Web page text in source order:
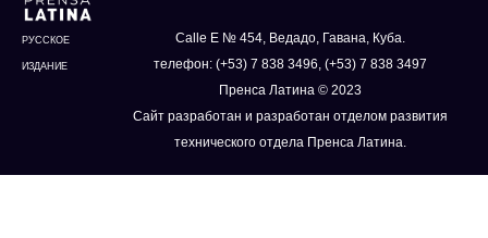
РУССКОЕ
ИЗДАНИЕ
Calle E № 454, Ведадо, Гавана, Куба.
телефон: (+53) 7 838 3496, (+53) 7 838 3497
Пренса Латина © 2023
Сайт разработан и разработан отделом развития
технического отдела Пренса Латина.